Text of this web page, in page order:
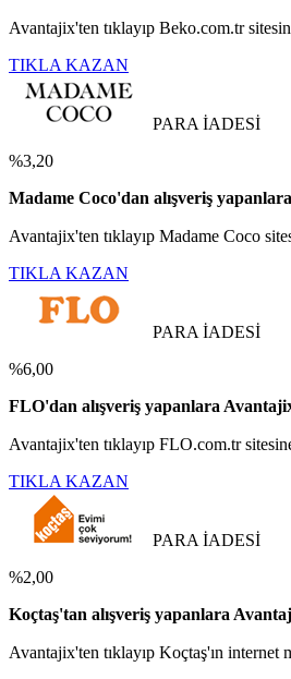
Avantajix'ten tıklayıp Beko.com.tr
TIKLA KAZAN
PARA İADESİ
%3,20
Madame Coco'dan alışveriş
Avantajix'ten tıklayıp Madame Coco
TIKLA KAZAN
PARA İADESİ
%6,00
FLO'dan alışveriş yapanlara
Avantajix'ten tıklayıp FLO.com.tr
TIKLA KAZAN
PARA İADESİ
%2,00
Koçtaş'tan alışveriş yapanlara
Avantajix'ten tıklayıp Koçtaş'ın internet